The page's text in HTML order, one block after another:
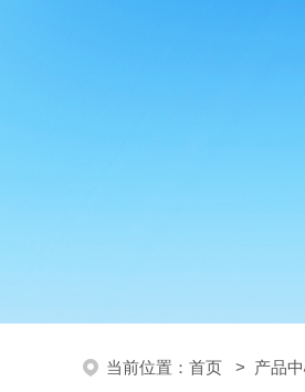
当前位置： 首页 > 产品